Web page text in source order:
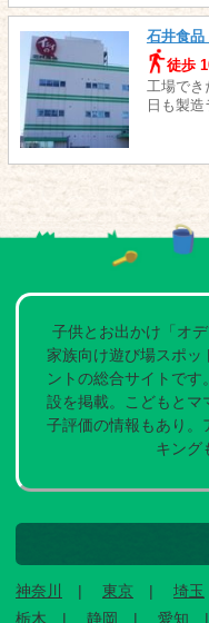
石井食品
徒歩
工場でき
日も製
子供とお出かけ「オ
家族向け遊び場スポッ
ントの総合サイトで
設を掲載。こどもとマ
子評価の情報もあり。
キング
神奈川 東京 埼玉
栃木
静岡 愛知